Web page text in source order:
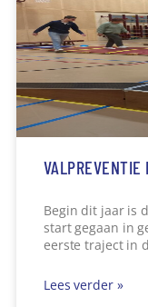
VALPREVENTIE
Begin dit jaar is
start gegaan in
eerste traject in
Lees verder »